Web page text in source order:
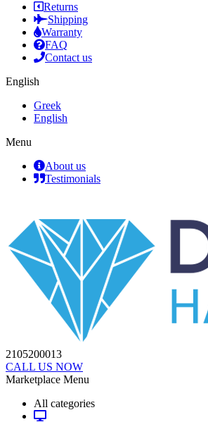
Returns
Shipping
Warranty
FAQ
Contact us
English
Greek
English
Menu
About us
Testimonials
2105200013
CALL US NOW
Marketplace Menu
All categories